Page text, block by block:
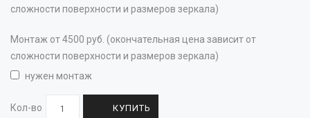
сложности поверхности и размеров зеркала)
Монтаж от 4500 руб. (окончательная цена зависит от
сложности поверхности и размеров зеркала)
нужен монтаж
Кол-во КУПИТЬ